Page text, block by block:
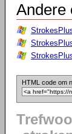
Andere
HTML code om